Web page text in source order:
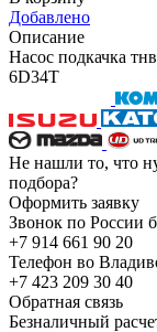
Добавлено
Описание
Насос подкачка
6D34T
Не нашли то, что
подбора?
Оформить заявку
Звонок по России
+7 914 661 90 20
Телефон во
+7 423 209 30 40
Обратная связь
Безналичный